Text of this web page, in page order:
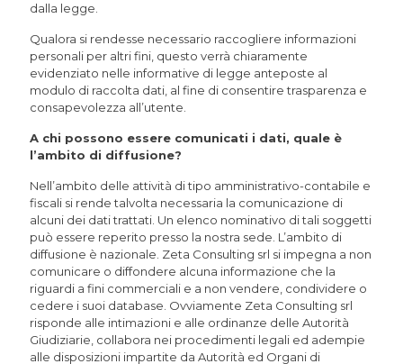
dalla legge.
Qualora si rendesse necessario raccogliere informazioni
personali per altri fini, questo verrà chiaramente
evidenziato nelle informative di legge anteposte al
modulo di raccolta dati, al fine di consentire trasparenza e
consapevolezza all’utente.
A chi possono essere comunicati i dati, quale è
l’ambito di diffusione?
Nell’ambito delle attività di tipo amministrativo-contabile e
fiscali si rende talvolta necessaria la comunicazione di
alcuni dei dati trattati. Un elenco nominativo di tali soggetti
può essere reperito presso la nostra sede. L’ambito di
diffusione è nazionale. Zeta Consulting srl si impegna a non
comunicare o diffondere alcuna informazione che la
riguardi a fini commerciali e a non vendere, condividere o
cedere i suoi database. Ovviamente Zeta Consulting srl
risponde alle intimazioni e alle ordinanze delle Autorità
Giudiziarie, collabora nei procedimenti legali ed adempie
alle disposizioni impartite da Autorità ed Organi di